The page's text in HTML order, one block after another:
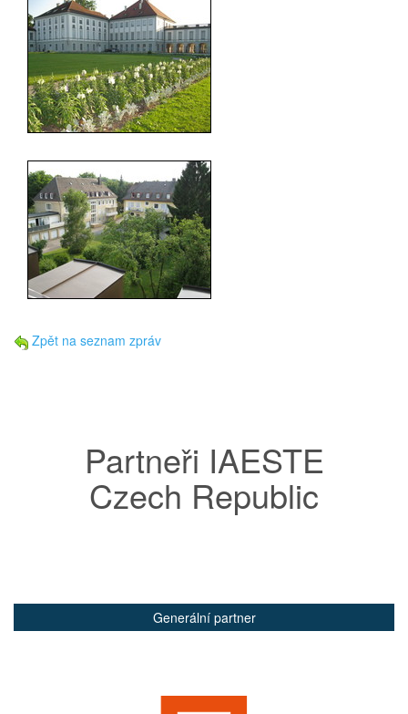
Zpět na seznam zpráv
Partneři IAESTE
Czech Republic
Generální partner